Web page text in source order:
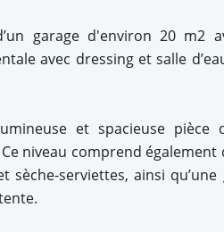
garage d'environ 20 m2
avec dressing et salle
et spacieuse pièce
niveau comprend également
sèche-serviettes, ainsi